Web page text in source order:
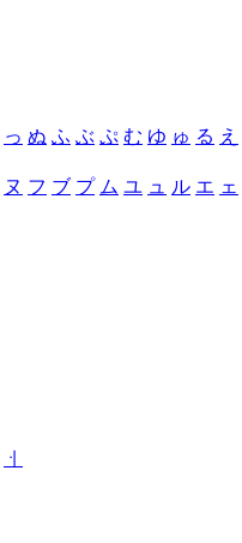
っ ぬ ふ ぶ ぷ む ゆ ゅ る え
ヌ フ ブ プ ム ユ ュ ル エ ェ
ㆎ